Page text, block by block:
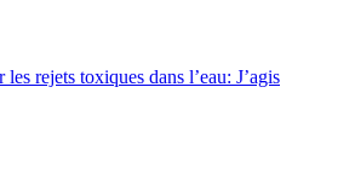
rejets toxiques dans l’eau: J’agis